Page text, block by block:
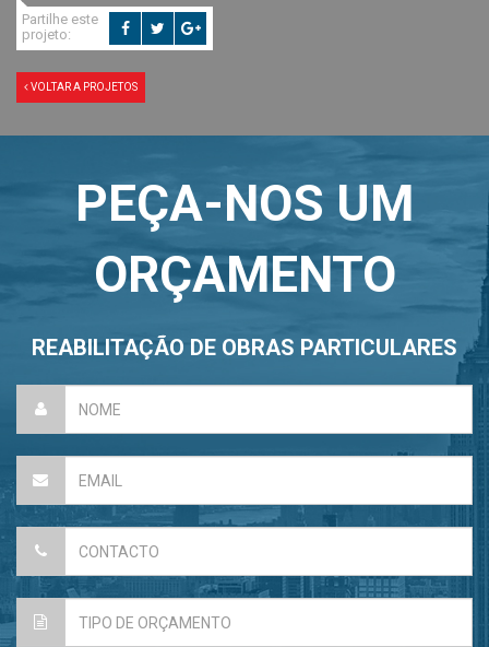
Partilhe este
projeto:
VOLTAR A PROJETOS
PEÇA-NOS UM
ORÇAMENTO
REABILITAÇÃO DE OBRAS PARTICULARES